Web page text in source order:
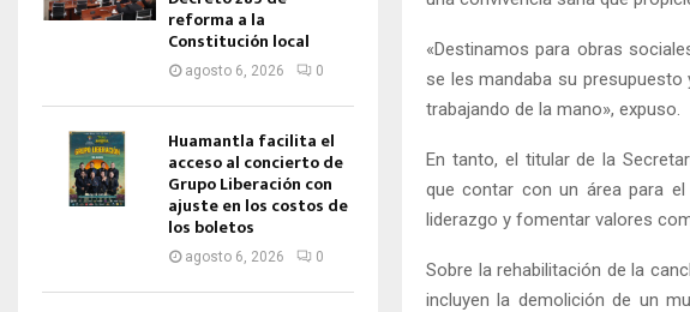
«Destinamos para obras
se les mandaba su
trabajando de la mano», expuso.
En tanto, el titular de la
que contar con un área para el
liderazgo y fomentar valores
Sobre la rehabilitación de la
incluyen la demolición de un
reforma a la
Constitución local
agosto 6, 2026 0
Huamantla facilita el
acceso al concierto de
Grupo Liberación con
ajuste en los costos de
los boletos
agosto 6, 2026 0